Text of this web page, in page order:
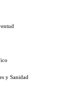
y Sanidad